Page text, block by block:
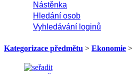
Nástěnka
Hledání osob
Vyhledávání loginů
Kategorizace předmětu > Ekonomie >